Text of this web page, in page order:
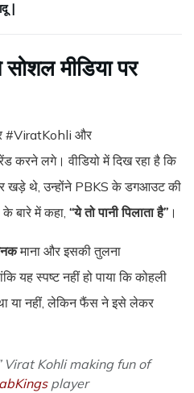
|
सोशल मीडिया पर
#ViratKohli और
लगे। वीडियो में दिख रहा है कि
खड़े थे, उन्होंने PBKS के डगआउट की
बारे में कहा, “ये तो पानी पिलाता है” ।
माना और इसकी तुलना
यह स्पष्ट नहीं हो पाया कि कोहली
या नहीं, लेकिन फैंस ने इसे लेकर
Virat Kohli making fun of
player